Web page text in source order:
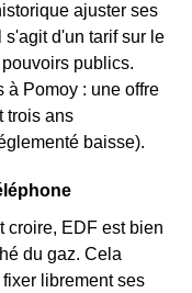
ajuster ses
s'agit d'un tarif sur le
publics.
à Pomoy : une offre
trois ans
baisse).
croire, EDF est bien
du gaz. Cela
librement ses